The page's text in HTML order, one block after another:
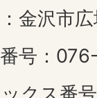
金沢市
号：